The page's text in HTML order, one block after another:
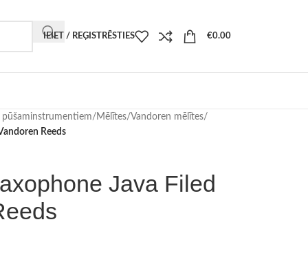
IEIET / REĢISTRĒSTIES €0.00
pūšaminstrumentiem/ Mēlītes/Vandoren mēlītes/
Reeds
Java Filed